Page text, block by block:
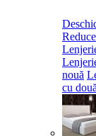
nouă
cu